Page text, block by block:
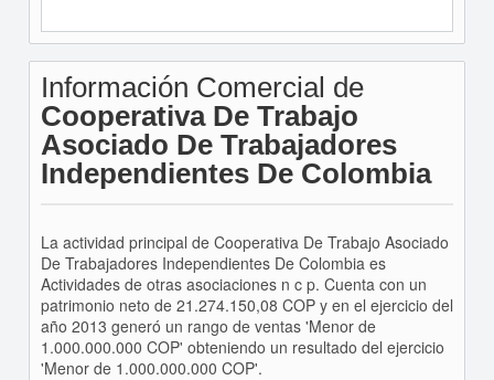
Información Comercial de
Cooperativa De Trabajo
Asociado De Trabajadores
Independientes De Colombia
La actividad principal de Cooperativa De Trabajo Asociado
De Trabajadores Independientes De Colombia es
Actividades de otras asociaciones n c p. Cuenta con un
patrimonio neto de 21.274.150,08 COP y en el ejercicio del
año 2013 generó un rango de ventas 'Menor de
1.000.000.000 COP' obteniendo un resultado del ejercicio
'Menor de 1.000.000.000 COP'.